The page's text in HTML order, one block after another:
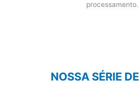
processamento.
NOSSA SÉRIE